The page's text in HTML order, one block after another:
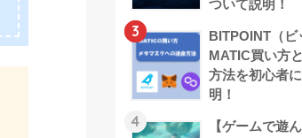
ついて説明！
3
BITPOINT（
MATIC買い方
方法を初心者
明！
4
【ゲームで遊